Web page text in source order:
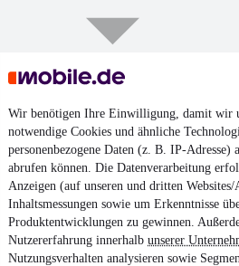
Wir benötigen Ihre Einwilligung, damit wir
notwendige Cookies und ähnliche
personenbezogene Daten (z. B. IP-
abrufen können. Die Datenverarbeitung
Anzeigen (auf unseren und dritten
Inhaltsmessungen sowie um Erkenntnisse
Produktentwicklungen zu gewinnen.
Nutzererfahrung innerhalb unserer
Nutzungsverhalten analysieren sowie
No ads
¹VAT reclaimable